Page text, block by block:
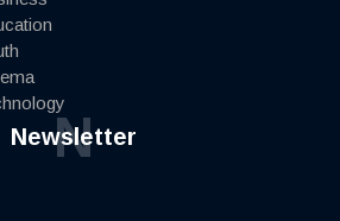
Newsletter
N